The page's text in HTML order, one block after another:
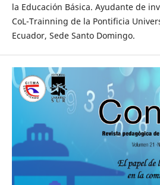
la Educación Básica. Ayudante de
CoL-Trainning de la Pontificia
Ecuador, Sede Santo Domingo.